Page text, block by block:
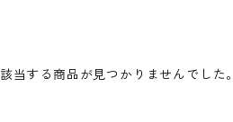
該当する商品が見つかりませんでした。